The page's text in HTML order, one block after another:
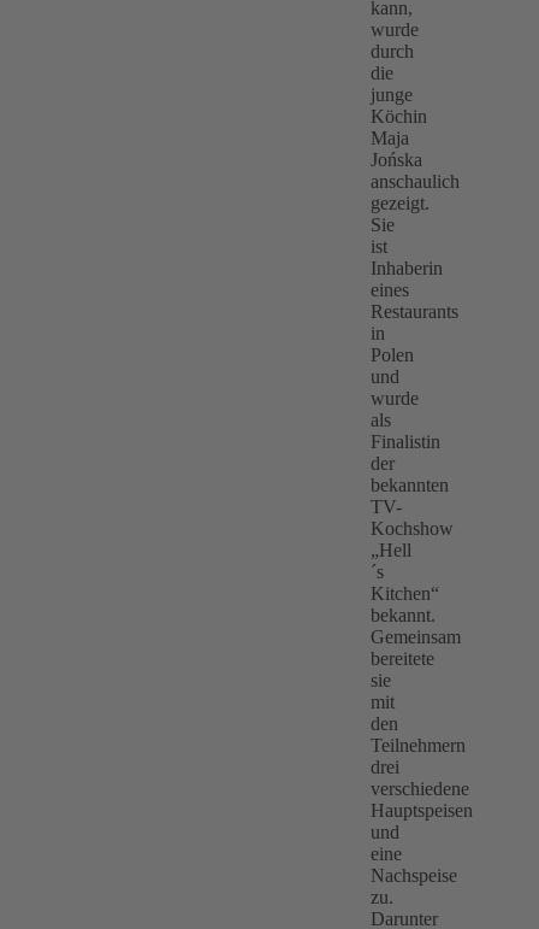
kann,
wurde
durch
die
junge
Köchin
Maja
Jońska
anschaulich
gezeigt.
Sie
ist
Inhaberin
eines
Restaurants
in
Polen
und
wurde
als
Finalistin
der
bekannten
TV-
Kochshow
„Hell
´s
Kitchen“
bekannt.
Gemeinsam
bereitete
sie
mit
den
Teilnehmern
drei
verschiedene
Hauptspeisen
und
eine
Nachspeise
zu.
Darunter